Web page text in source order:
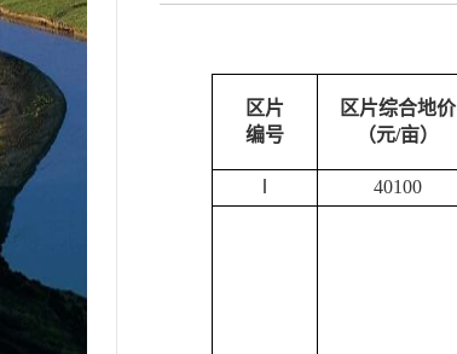
区片
编号
区片综合地价
（元/亩）
40100